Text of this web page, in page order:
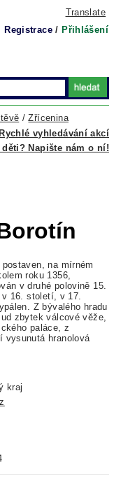
Translate
Registrace / Přihlášení
Rychlé vyhledávání akcí
/Zřícenina
Napište nám o ní!
postaven, na mírném
roku 1356,
v druhé polovině 15.
16. století, v 17.
Z bývalého hradu
zbytek válcové věže,
paláce, z
vysunutá hranolová
kraj